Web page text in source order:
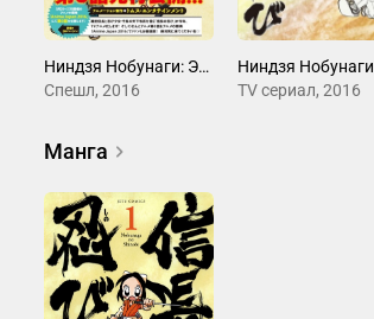
Ниндзя Нобунаги: Эпизод 0
Спешл, 2016
Ниндзя Нобунаги
ТV сериал, 2016
Манга